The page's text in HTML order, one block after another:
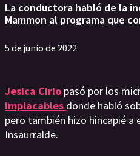
La conductora habló de la
Mammon al programa que
5 de junio de 2022
Jesica Cirio pasó por los
Implacables donde habló
pero también hizo hincapié
Insaurralde.